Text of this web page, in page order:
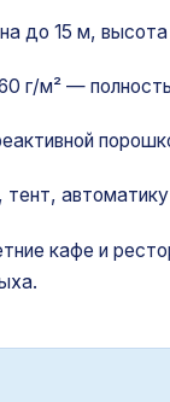
до 15 м,
г/м² —
тент,
кафе и